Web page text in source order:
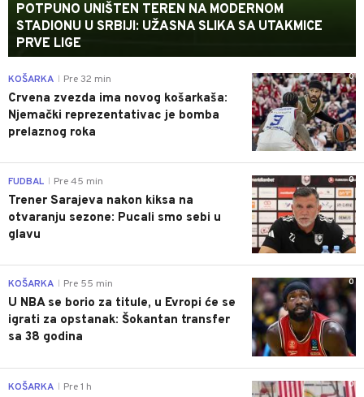
POTPUNO UNIŠTEN TEREN NA MODERNOM
STADIONU U SRBIJI: UŽASNA SLIKA SA UTAKMICE
PRVE LIGE
0
KOŠARKA Pre 32 min
Crvena zvezda ima novog košarkaša:
Njemački reprezentativac je bomba
prelaznog roka
0
FUDBAL Pre 45 min
Trener Sarajeva nakon kiksa na
otvaranju sezone: Pucali smo sebi u
glavu
0
KOŠARKA Pre 55 min
U NBA se borio za titule, u Evropi će se
igrati za opstanak: Šokantan transfer
sa 38 godina
0
KOŠARKA Pre 1 h